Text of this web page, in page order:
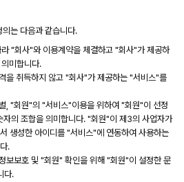
는 다음과 같습니다.
"회사"와 이용계약을 체결하고 "회사"가 제공하
미합니다.
을 취득하지 않고 "회사"가 제공하는 "서비스"를
, "회원"의 "서비스"이용을 위하여 "회원"이 선정
의 조합을 의미합니다. "회원"이 제3의 사업자가
생성한 아이디를 "서비스"에 연동하여 사용하는
.
보보호 및 "회원" 확인을 위해 "회원"이 설정한 문
다.